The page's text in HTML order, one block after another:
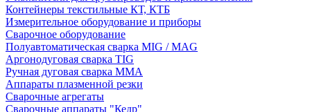
Контейнеры текстильные КТ, КТБ
Измерительное оборудование и приборы
Сварочное оборудование
Полуавтоматическая сварка MIG / MAG
Аргонодуговая сварка TIG
Ручная дуговая сварка ММА
Аппараты плазменной резки
Сварочные агрегаты
Сварочные аппараты "Кедр"